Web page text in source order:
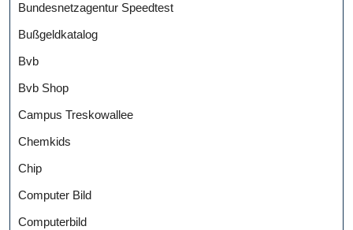
Bundesnetzagentur Speedtest
Bußgeldkatalog
Bvb
Bvb Shop
Campus Treskowallee
Chemkids
Chip
Computer Bild
Computerbild